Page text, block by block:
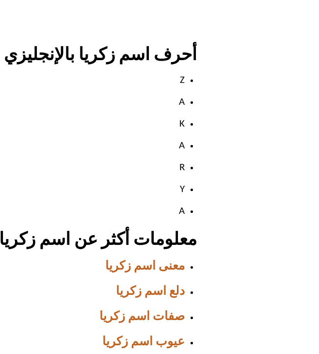
أحرف اسم زكريا بالإنجليزي
Z
A
K
A
R
Y
A
معلومات أكثر عن اسم زكريا
معنى اسم زكريا
دلع اسم زكريا
صفات اسم زكريا
عيوب اسم زكريا